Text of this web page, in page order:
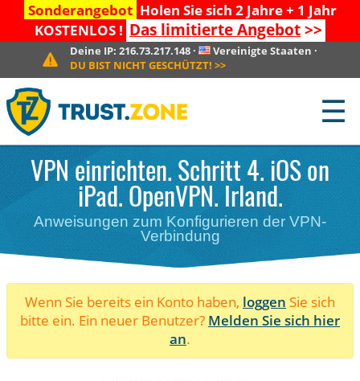
Sonderangebot Holen Sie sich 2 Jahre + 1 Jahr
KOSTENLOS ! Das limitierte Angebot>>
Deine IP: 216.73.217.148· Vereinigte Staaten ·
DU BIST NICHT GESCHÜTZT! >>
☰
VPN einrichten. Schritt 4. iOS on
iPad. OpenVPN. Irland.
Anweisungen zum Konfigurieren der VPN-
Verbindung
Wenn Sie bereits ein Konto haben, loggen Sie sich
bitte ein. Ein neuer Benutzer? Melden Sie sich hier
an.